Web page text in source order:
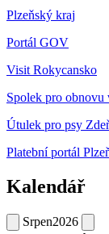
Plzeňský kraj
Portál GOV
Visit Rokycansko
Spolek pro obnovu
Útulek pro psy
Platební portál
Kalendář
Srpen2026